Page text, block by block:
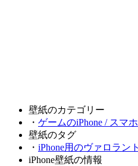
壁紙のカテゴリー
・ ゲームのiPhone / スマ
壁紙のタグ
・ iPhone用のヴァロラン
iPhone壁紙の情報